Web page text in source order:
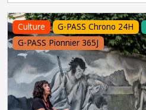
Culture G-PASS Chrono 24H
G-PASS Pionnier 365J